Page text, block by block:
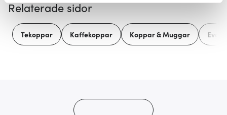
Vi använder cookies för att innehållet och annonserna
ska anpassas efter det som vi tror att du tycker om. Det
gör också att vi kan analysera vår trafik och göra
Relaterade sidor
Tekoppar Kaffekoppar Koppar & Muggar Eva